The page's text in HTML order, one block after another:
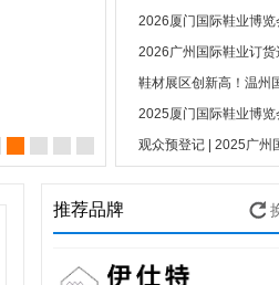
暨第十届国际体育产业
2026年4月19日至22日
际会展中心盛大启幕！
2026厦门国际鞋业博览
鞋类行业一站式产业链
会！
2026广州国际鞋业订货
会，广州国际鞋业设计
会！
鞋材展区创新高！温州
材鞋机展火爆招展中，
位！
2025厦门国际鞋业博览
类行业一站式产业链商
观众预登记 | 2025广州
鞋材皮革工业展、国际
推荐品牌